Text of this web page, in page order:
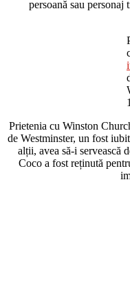
persoană sau personaj
Prietenia cu Winston
de Westminster, un fost
alții, avea să-i servească
Coco a fost reținută